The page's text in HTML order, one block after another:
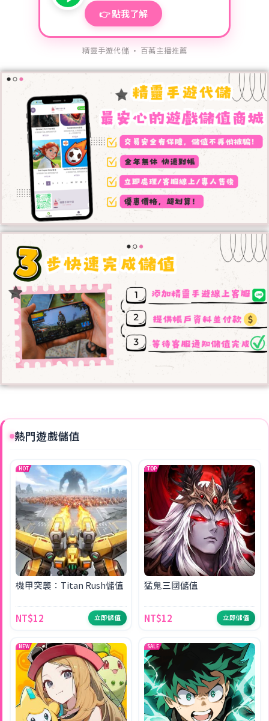
👉 點我了解
精靈手遊代儲 · 百萬主播推薦
熱門遊戲儲值
HOT
機甲突襲：Titan Rush儲值
NT$12 立即儲值
TOP
猛鬼三國儲值
NT$12 立即儲值
NEW SALE